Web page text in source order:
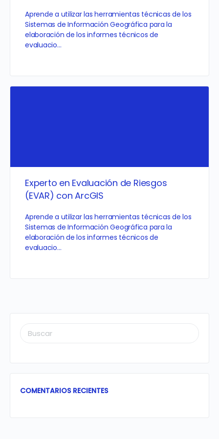
Aprende a utilizar las herramientas técnicas de los
Sistemas de Información Geográfica para la
elaboración de los informes técnicos de
evaluacio…
Experto en Evaluación de Riesgos
(EVAR) con ArcGIS
Aprende a utilizar las herramientas técnicas de los
Sistemas de Información Geográfica para la
elaboración de los informes técnicos de
evaluacio…
BUSCAR:
COMENTARIOS RECIENTES